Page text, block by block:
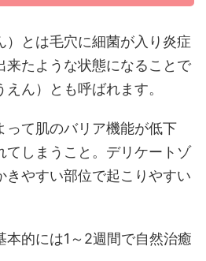
）とは毛穴に細菌が入り炎症
来たような状態になることで
ん）とも呼ばれます。
って肌のバリア機能が低下
てしまうこと。デリケートゾ
きやすい部位で起こりやすい
本的には1～2週間で自然治癒